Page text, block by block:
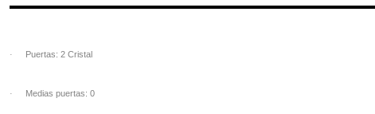
· Puertas: 2 Cristal
· Medias puertas: 0